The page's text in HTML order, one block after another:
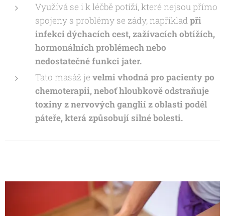
Využívá se i k léčbě potíží, které nejsou přímo
spojeny s problémy se zády, napříkladpři
infekci dýchacích cest, zažívacích obtížích,
hormonálních problémech nebo
nedostatečné funkci jater.
Tato masáž je velmi vhodná pro pacienty po
chemoterapii, neboť hloubkově odstraňuje
toxiny z nervových ganglií z oblasti podél
páteře, která způsobují silné bolesti.